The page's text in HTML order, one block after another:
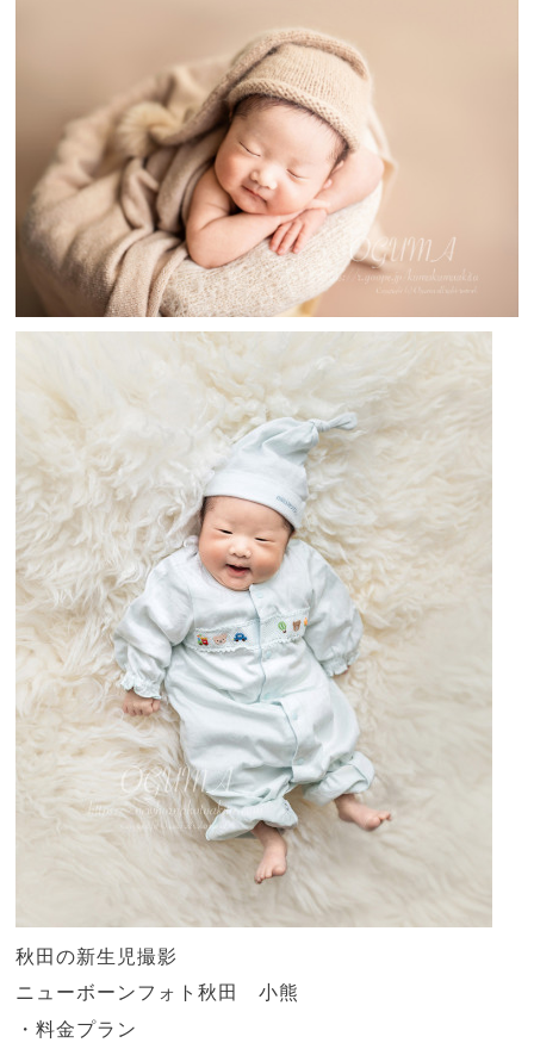
秋田の新生児撮影
ニューボーンフォト秋田 小熊
・料金プラン